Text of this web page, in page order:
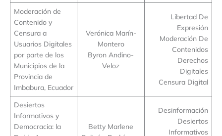
Moderación de
Contenido y
Censura a
Usuarios Digitales
por parte de los
Municipios de la
Provincia de
Imbabura, Ecuador
Verónica Marín-
Montero
Byron Andino-
Veloz
Libertad De
Expresión
Moderación De
Contenidos
Derechos
Digitales
Censura Digital
Desiertos
Informativos y
Democracia: la
Betty Marlene
Desinformación
Desiertos
Informativos